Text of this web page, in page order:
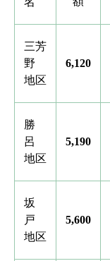
三芳
野
地区
6,120
勝
呂
地区
5,190
坂
戸
地区
5,600